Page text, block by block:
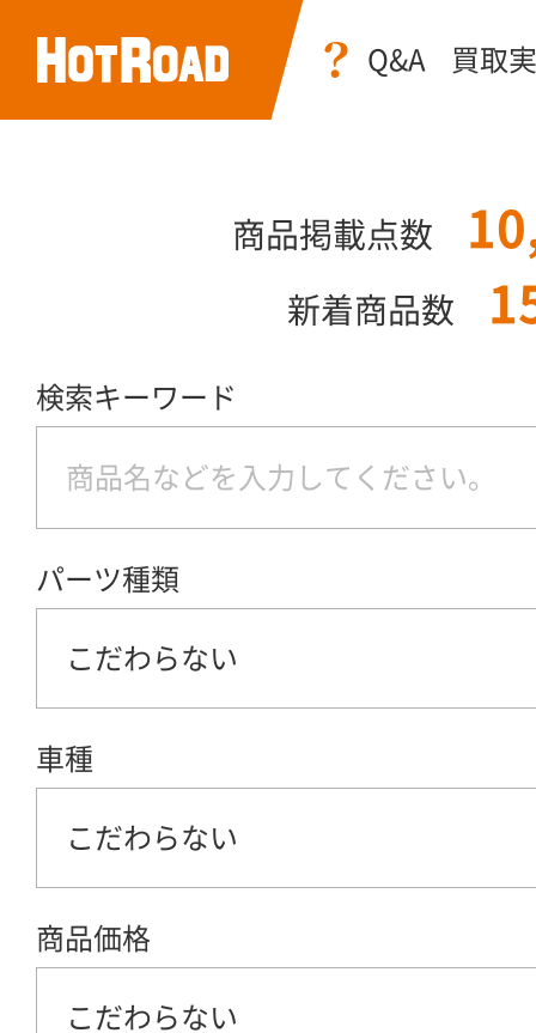
Q&A 買取
商品掲載点数
新着商品数
検索キーワード
パーツ種類
こだわらない
車種
こだわらない
商品価格
こだわらない